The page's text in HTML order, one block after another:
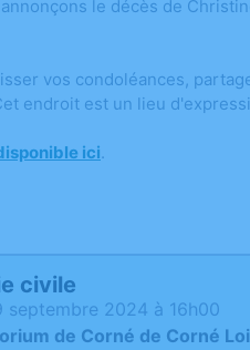
le décès de
vos condoléances,
endroit est un lieu
ici.
civile
septembre 2024 à 16h00
de Corné de Corné